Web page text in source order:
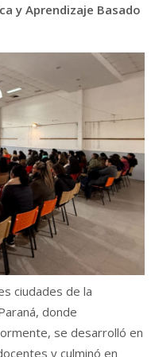
y Aprendizaje Basado
ciudades de la
donde
se desarrolló en
y culminó en